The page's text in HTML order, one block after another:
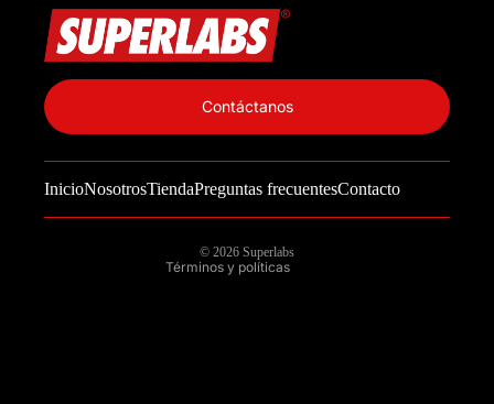
InicioNosotrosTiendaPreguntas frecuentesContacto
Contáctanos
© 2026 Superlabs
Términos y políticas
Información de contacto
Política de reembolso
Términos del servicio
Política de envío